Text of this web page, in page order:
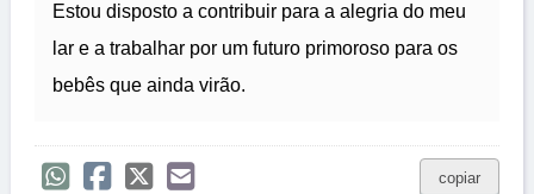
Estou disposto a contribuir para a alegria do meu
lar e a trabalhar por um futuro primoroso para os
bebês que ainda virão.
copiar